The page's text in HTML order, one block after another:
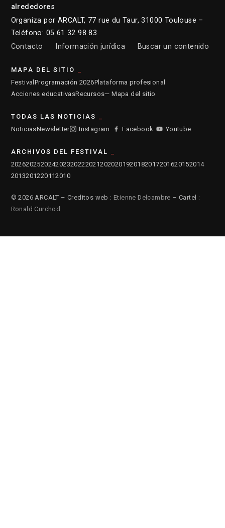
alrededores
Organiza por ARCALT, 77 rue du Taur, 31000 Toulouse –
Teléfono: 05 61 32 98 83
Contacto
Información jurídica Buscar un contenido
MAPA DEL SITIO
Festival Programación 2026Plataforma profesional
Acciones educativasRecursos— Mapa del sitio
TODAS LAS NOTICIAS
NoticiasNewsletter Instagram Facebook Youtube
ARCHIVOS DEL FESTIVAL
2026202520242023202220212020201920182017201620152014
2013201220112010
© 2026 ARCALT – Creditos web : Etienne Delcambre – Cartel :
Ronald Curchod